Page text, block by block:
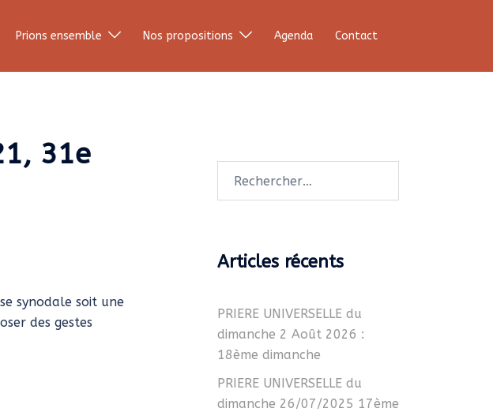
Prions ensemble Nos propositions Agenda Contact
31e
synodale soit une
des gestes
Articles récents
PRIERE UNIVERSELLE du
dimanche 2 Août 2026 :
18ème dimanche
PRIERE UNIVERSELLE du
dimanche 26/07/2025 17ème